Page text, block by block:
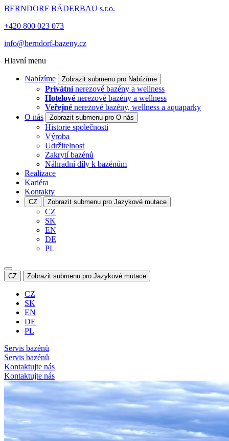
BERNDORF BÄDERBAU s.r.o.
+420 800 023 073
info@berndorf-bazeny.cz
Hlavní menu
Nabízíme Zobrazit submenu pro Nabízíme
Privátnínerezové bazény a wellness
Hotelové nerezové bazény a wellness
Veřejné nerezové bazény, wellness a aquaparky
O nás
Zobrazit submenu pro O nás
Historie společnosti
Výroba
Udržitelnost
Zakrytí bazénů
Náhradní díly k bazénům
Realizace
Kariéra
Kontakty
CZ Zobrazit submenu pro Jazykové mutace
CZ
SK
EN
DE
PL
CZ Zobrazit submenu pro Jazykové mutace
CZ
SK
EN
DE
PL
Servis bazénů
Servis bazénů
Kontaktujte nás
Kontaktujte nás